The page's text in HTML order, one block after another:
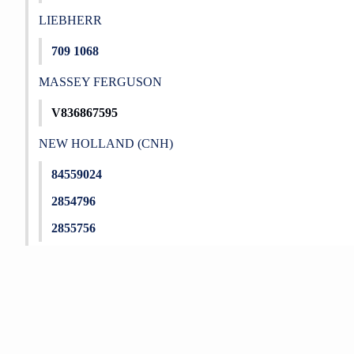
LIEBHERR
709 1068
MASSEY FERGUSON
V836867595
NEW HOLLAND (CNH)
84559024
2854796
2855756